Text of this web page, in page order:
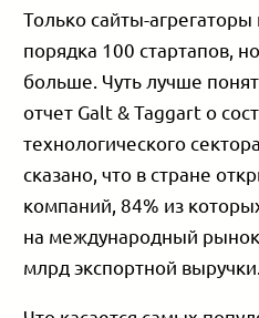
Только сайты-
порядка 100 стартапов,
больше. Чуть лучше
отчет Galt & Taggart о
технологического
сказано, что в стране
компаний, 84% из
на международный
млрд экспортной выручки.